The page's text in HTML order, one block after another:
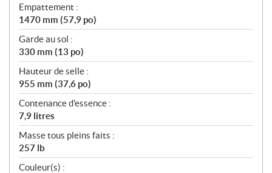
Empattement :
1470 mm (57,9 po)
Garde au sol :
330 mm (13 po)
Hauteur de selle :
955 mm (37,6 po)
Contenance d'essence :
7,9 litres
Masse tous pleins faits :
257 lb
Couleur(s) :